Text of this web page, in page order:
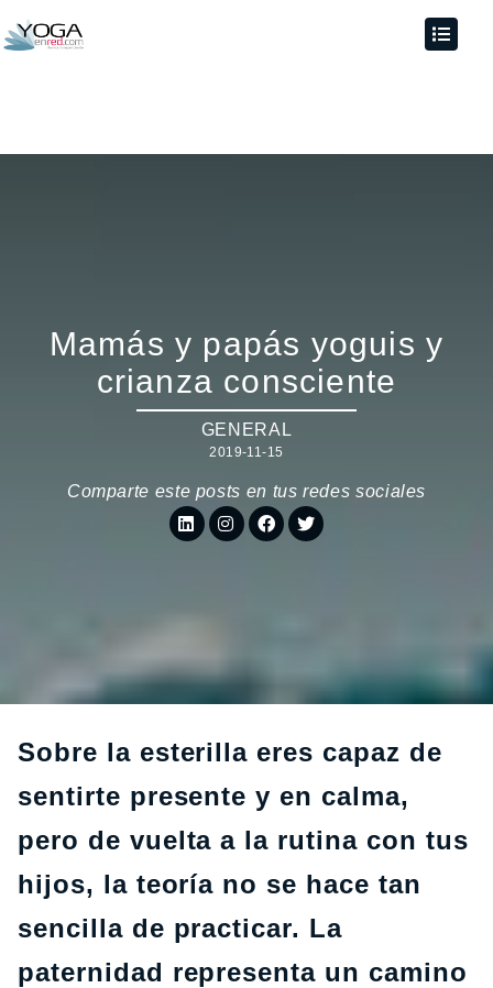
Mamás y papás yoguis y
crianza consciente
GENERAL
2019-11-15
Comparte este posts en tus redes sociales
Sobre la esterilla eres capaz de
sentirte presente y en calma,
pero de vuelta a la rutina con tus
hijos, la teoría no se hace tan
sencilla de practicar. La
paternidad representa un camino